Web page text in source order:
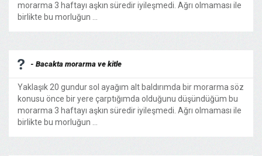
morarma 3 haftayı aşkın süredir iyileşmedi. Ağrı olmaması ile
birlikte bu morluğun ...
- Bacakta morarma ve kitle
Yaklaşık 20 gundur sol ayağım alt baldırımda bir morarma söz
konusu önce bir yere çarptığımda olduğunu düşündüğüm bu
morarma 3 haftayı aşkın süredir iyileşmedi. Ağrı olmaması ile
birlikte bu morluğun ...